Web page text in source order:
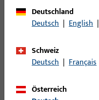
Lüfter
Mittelband
Nüsse
Öffnungsbegrenzung
Pilzkopfkippschließplatte
Deutschland
Deutsch | English |
Schweiz
Deutsch | Français
Österreich